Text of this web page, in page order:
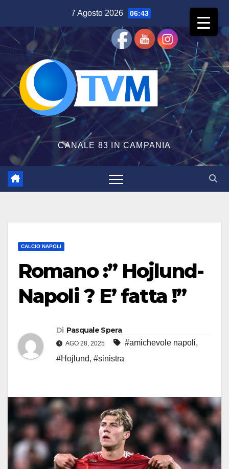
contenuto
7 Agosto 2026 06:43
CANALE 83 IN CAMPANIA
CALCIO NAPOLI
Romano :” Hojlund-
Napoli ? E’ fatta !”
Di Pasquale Spera
AGO 28, 2025 #amichevole napoli,
#Hojlund, #sinistra